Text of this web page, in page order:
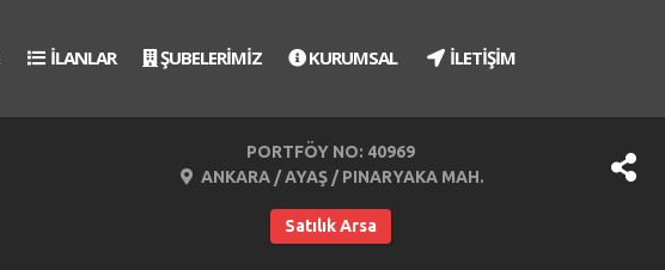
İLANLAR ŞUBELERİMİZ KURUMSAL İLETİŞİM
PORTFÖY NO: 40969
ANKARA / AYAŞ / PINARYAKA MAH.
Satılık Arsa